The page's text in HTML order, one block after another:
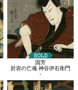
国芳
於岩の亡魂 神谷伊右衛門
-